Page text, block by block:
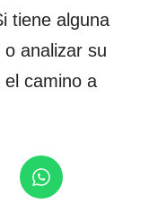
tiene alguna
analizar su
camino a